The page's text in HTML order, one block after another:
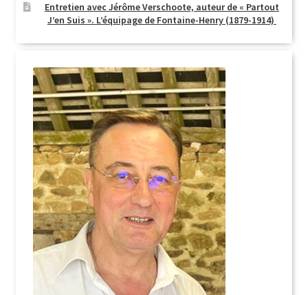
Entretien avec Jérôme Verschoote, auteur de « Partout
J’en Suis ». L’équipage de Fontaine-Henry (1879-1914)